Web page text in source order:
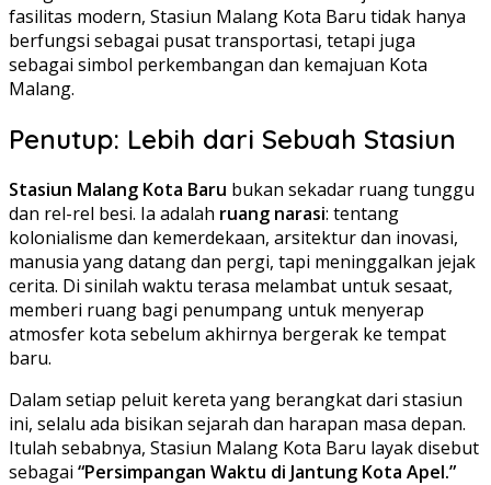
fasilitas modern, Stasiun Malang Kota Baru tidak hanya
berfungsi sebagai pusat transportasi, tetapi juga
sebagai simbol perkembangan dan kemajuan Kota
Malang.
Penutup: Lebih dari Sebuah Stasiun
Stasiun Malang Kota Baru bukan sekadar ruang tunggu
dan rel-rel besi. Ia adalah ruang narasi: tentang
kolonialisme dan kemerdekaan, arsitektur dan inovasi,
manusia yang datang dan pergi, tapi meninggalkan jejak
cerita. Di sinilah waktu terasa melambat untuk sesaat,
memberi ruang bagi penumpang untuk menyerap
atmosfer kota sebelum akhirnya bergerak ke tempat
baru.
Dalam setiap peluit kereta yang berangkat dari stasiun
ini, selalu ada bisikan sejarah dan harapan masa depan.
Itulah sebabnya, Stasiun Malang Kota Baru layak disebut
sebagai “Persimpangan Waktu di Jantung Kota Apel.”